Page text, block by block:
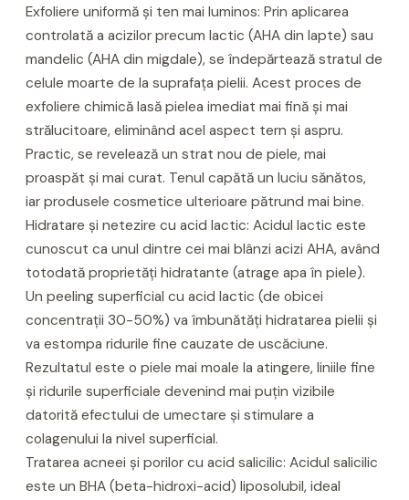
Exfoliere uniformă și ten mai luminos: Prin aplicarea
controlată a acizilor precum lactic (AHA din lapte) sau
mandelic (AHA din migdale), se îndepărtează stratul de
celule moarte de la suprafața pielii. Acest proces de
exfoliere chimică lasă pielea imediat mai fină și mai
strălucitoare, eliminând acel aspect tern și aspru.
Practic, se revelează un strat nou de piele, mai
proaspăt și mai curat. Tenul capătă un luciu sănătos,
iar produsele cosmetice ulterioare pătrund mai bine.
Hidratare și netezire cu acid lactic: Acidul lactic este
cunoscut ca unul dintre cei mai blânzi acizi AHA, având
totodată proprietăți hidratante (atrage apa în piele).
Un peeling superficial cu acid lactic (de obicei
concentrații 30-50%) va îmbunătăți hidratarea pielii și
va estompa ridurile fine cauzate de uscăciune.
Rezultatul este o piele mai moale la atingere, liniile fine
și ridurile superficiale devenind mai puțin vizibile
datorită efectului de umectare și stimulare a
colagenului la nivel superficial.
Tratarea acneei și porilor cu acid salicilic: Acidul salicilic
este un BHA (beta-hidroxi-acid) liposolubil, ideal